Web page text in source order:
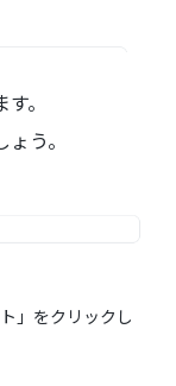
。
う。
」をクリックし